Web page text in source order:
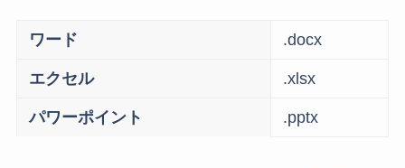
ワード .docx
エクセル .xlsx
パワーポイント .pptx